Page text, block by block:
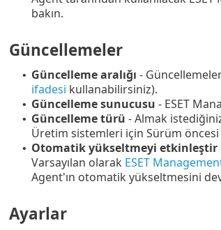
bakın.
Güncellemeler
• Güncelleme aralığı -
ifadesi kullanabilirsiniz).
• Güncelleme sunucusu - ESET
• Güncelleme türü - Almak
Üretim sistemleri için Sürüm
• Otomatik yükseltmeyi etkinleştir
Varsayılan olarak ESET
Agent'ın otomatik yükseltmesini
Ayarlar